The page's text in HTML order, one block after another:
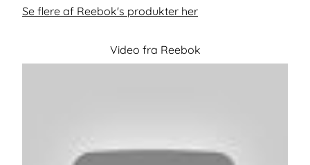
Se flere af Reebok's produkter her
Video fra Reebok